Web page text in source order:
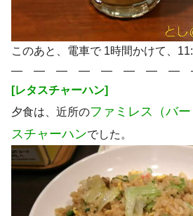
このあと、電車で 1時間かけて、
― ― ― ― ― ― ― ―
[レタスチャーハン]
夕食は、近所のファミレス（バ
スチャーハンでした。